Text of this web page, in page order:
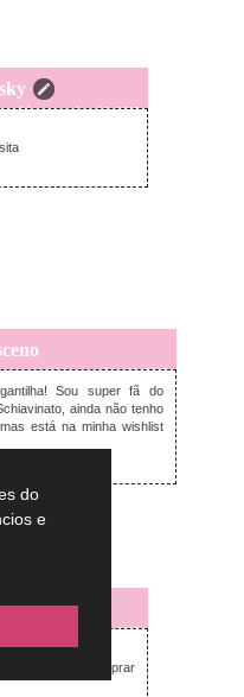
do
e
feira, setembro 16, 2015
quarta-feira, setembro 16, 2015
Sou super fã do
ainda não tenho
está na minha wishlist
feira, setembro 16, 2015
um pouco pra comprar